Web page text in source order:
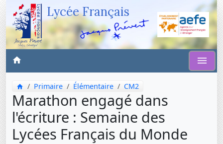
Lycée Français
Primaire Élémentaire CM2
Marathon engagé dans
l'écriture : Semaine des
Lycées Français du Monde